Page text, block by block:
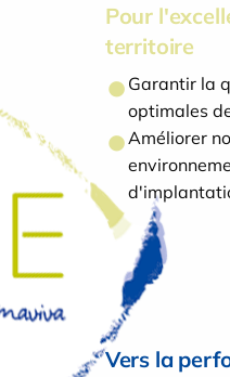
Pour
territoire
Garantir la
optimales
Améliorer
Vers la